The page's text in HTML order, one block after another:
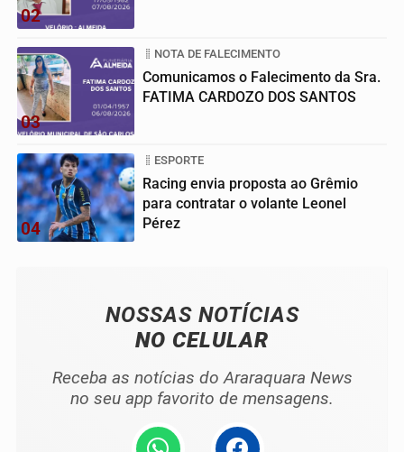
02
03
NOTA DE FALECIMENTO
Comunicamos o Falecimento da Sra.
FATIMA CARDOZO DOS SANTOS
04
ESPORTE
Racing envia proposta ao Grêmio
para contratar o volante Leonel
Pérez
NOSSAS NOTÍCIAS
NO CELULAR
Receba as notícias do Araraquara News
no seu app favorito de mensagens.